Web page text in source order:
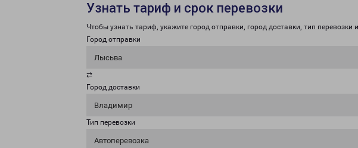
Узнать тариф и срок перевозки
Чтобы узнать тариф, укажите город отправки, город доставки, тип перевозки и
Город отправки
Лысьва
⇄
Город доставки
Владимир
Тип перевозки
Автоперевозка